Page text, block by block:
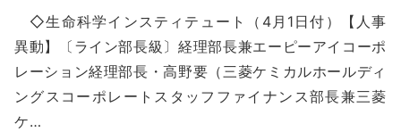
動
◇生命科学インスティテュート（4月1日付）【人事
異動】〔ライン部長級〕経理部長兼エーピーアイコーポ
レーション経理部長・高野要（三菱ケミカルホールディ
ングスコーポレートスタッフファイナンス部長兼三菱
ケ…